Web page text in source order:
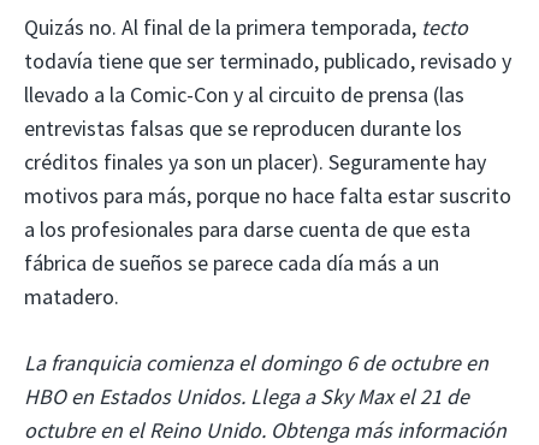
Quizás no. Al final de la primera temporada, tecto
todavía tiene que ser terminado, publicado, revisado y
llevado a la Comic-Con y al circuito de prensa (las
entrevistas falsas que se reproducen durante los
créditos finales ya son un placer). Seguramente hay
motivos para más, porque no hace falta estar suscrito
a los profesionales para darse cuenta de que esta
fábrica de sueños se parece cada día más a un
matadero.
La franquicia comienza el domingo 6 de octubre en
HBO en Estados Unidos. Llega a Sky Max el 21 de
octubre en el Reino Unido. Obtenga más información